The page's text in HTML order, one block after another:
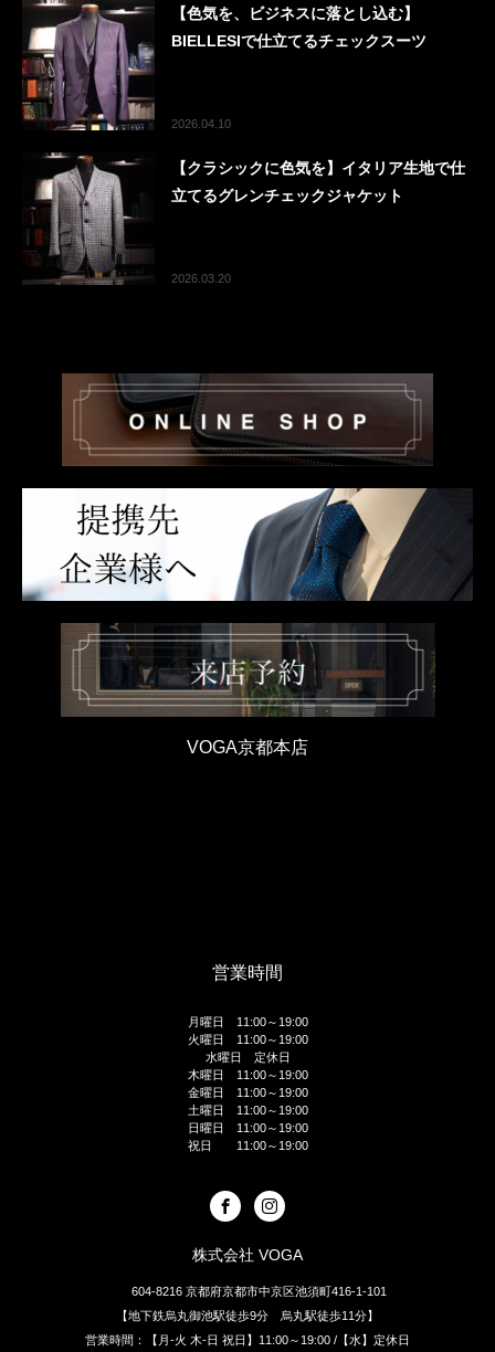
【色気を、ビジネスに落とし込む】
BIELLESIで仕立てるチェックスーツ
2026.04.10
【クラシックに色気を】イタリア生地で仕
立てるグレンチェックジャケット
2026.03.20
VOGA京都本店
営業時間
月曜日 11:00～19:00
火曜日 11:00～19:00
水曜日 定休日
木曜日 11:00～19:00
金曜日 11:00～19:00
土曜日 11:00～19:00
日曜日 11:00～19:00
祝日 11:00～19:00
株式会社 VOGA
604-8216 京都府京都市中京区池須町416-1-101
【地下鉄烏丸御池駅徒歩9分 烏丸駅徒歩11分】
営業時間：【月-火 木-日 祝日】11:00～19:00 /【水】定休日